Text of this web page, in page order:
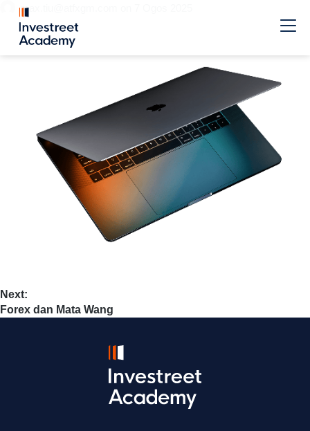
max.tiu@atfxgm.com
Next:
Forex dan Mata Wang